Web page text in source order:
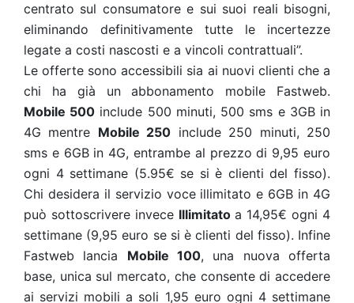
centrato sul consumatore e sui suoi reali bisogni,
eliminando definitivamente tutte le incertezze
legate a costi nascosti e a vincoli contrattuali”.
Le offerte sono accessibili sia ai nuovi clienti che a
chi ha già un abbonamento mobile Fastweb.
Mobile 500 include 500 minuti, 500 sms e 3GB in
4G mentre Mobile 250 include 250 minuti, 250
sms e 6GB in 4G, entrambe al prezzo di 9,95 euro
ogni 4 settimane (5.95€ se si è clienti del fisso).
Chi desidera il servizio voce illimitato e 6GB in 4G
può sottoscrivere invece Illimitatoa 14,95€ ogni 4
settimane (9,95 euro se si è clienti del fisso). Infine
Fastweb lancia Mobile 100, una nuova offerta
base, unica sul mercato, che consente di accedere
ai servizi mobili a soli 1,95 euro ogni 4 settimane